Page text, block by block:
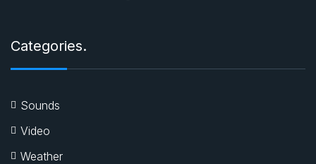
Categories.
Sounds
Video
Weather